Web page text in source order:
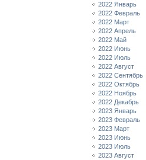
2022 Январь
2022 Февраль
2022 Март
2022 Апрель
2022 Май
2022 Июнь
2022 Июль
2022 Август
2022 Сентябрь
2022 Октябрь
2022 Ноябрь
2022 Декабрь
2023 Январь
2023 Февраль
2023 Март
2023 Июнь
2023 Июль
2023 Август